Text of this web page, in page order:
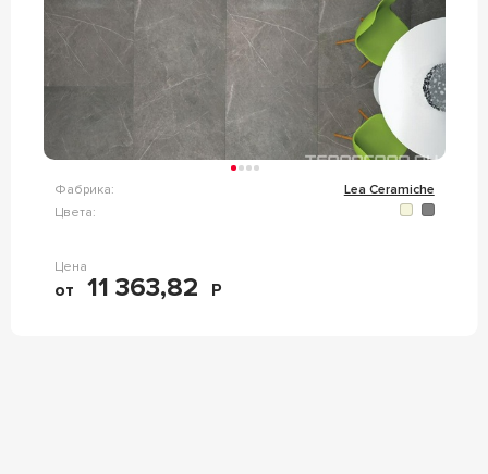
Фабрика:
Lea Ceramiche
Цвета:
Цена
от 11 363,82 Р